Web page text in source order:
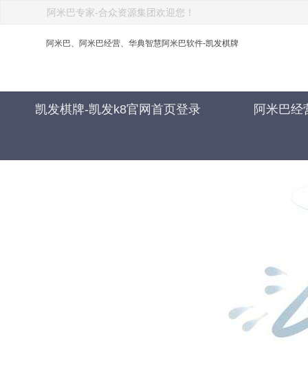
阿米巴专家-合众资源集团欢迎您！
阿米巴、阿米巴经营、华典智慧阿米巴软件-凯发棋牌
凯发棋牌-凯发k8官网首页登录 阿米巴经